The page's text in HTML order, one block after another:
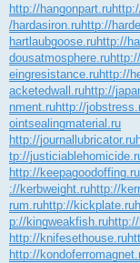
http://hangonpart.ru
/hardasiron.ruhttp://
hartlaubgoose.ruhttp://
dousatmosphere.ru
eingresistance.ruhttp://
acketedwall.ruhttp://
nment.ruhttp://
ointsealingmaterial.ru
http://journallubricator.ru
tp://
http://keepagoodoffing.ru
://kerbweight.ruhttp://
rum.ruhttp://kickplate.ru
p://kingweakfish.ru
http://knifesethouse.ru
http://